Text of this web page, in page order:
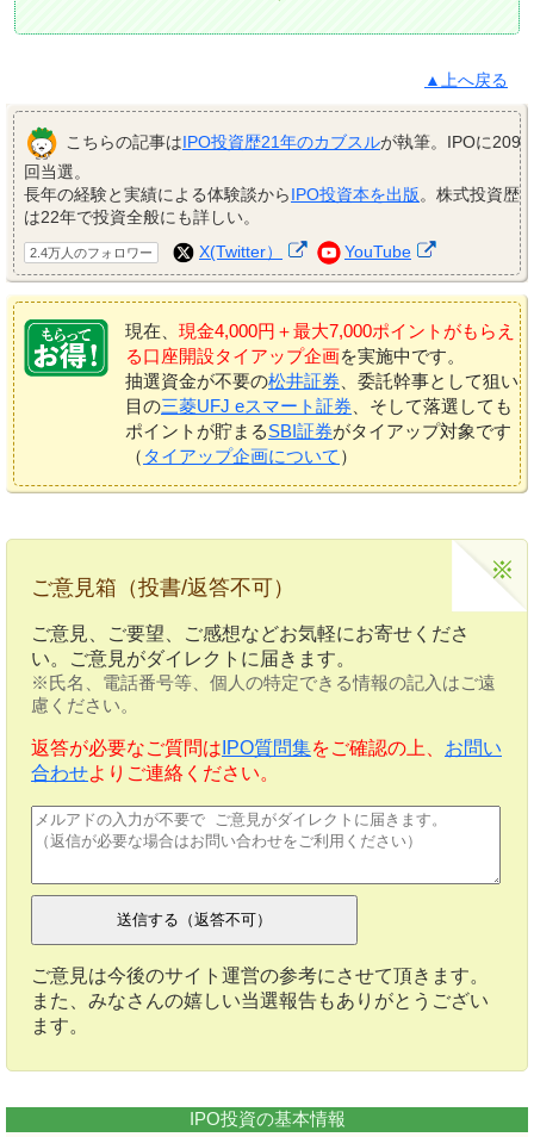
▲上へ戻る
こちらの記事はIPO投資歴21年のカブスルが執筆。IPOに209
回当選。
長年の経験と実績による体験談からIPO投資本を出版。株式投資歴
は22年で投資全般にも詳しい。
2.4万人のフォロワー X(Twitter） YouTube
現在、 現金4,000円＋最大7,000ポイントがもらえ
る口座開設タイアップ企画を実施中です。
抽選資金が不要の松井証券 、委託幹事として狙い
目の三菱UFJ eスマート証券 、そして落選しても
ポイントが貯まるSBI証券がタイアップ対象です
（ タイアップ企画について ）
ご意見箱（投書/返答不可）
ご意見、ご要望、ご感想などお気軽にお寄せくださ
い。ご意見がダイレクトに届きます。
※氏名、電話番号等、個人の特定できる情報の記入はご遠
慮ください。
返答が必要なご質問は IPO質問集をご確認の上、 お問い
合わせよりご連絡ください。
ご意見は今後のサイト運営の参考にさせて頂きます。
また、みなさんの嬉しい当選報告もありがとうござい
ます。
IPO投資の基本情報